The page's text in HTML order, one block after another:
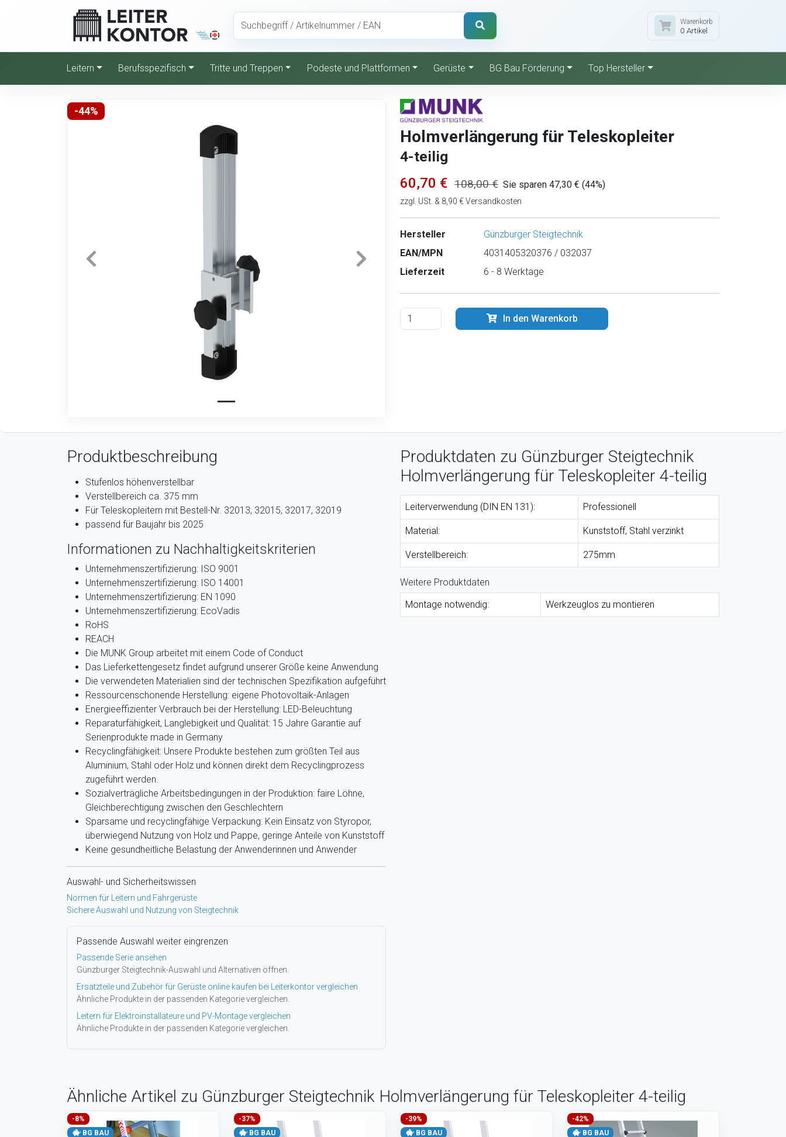
Warenkorb
0 Artikel
Leitern Berufsspezifisch Tritte und Treppen Podeste und Plattformen Gerüste BG Bau Förderung Top Hersteller
-44%
Holmverlängerung für Teleskopleiter
4-teilig
60,70 € 108,00 € Sie sparen 47,30 € (44%)
zzgl. USt. & 8,90 € Versandkosten
Hersteller
Günzburger Steigtechnik
EAN/MPN
4031405320376 / 032037
Lieferzeit
6 - 8 Werktage
In den Warenkorb
Produktbeschreibung
Stufenlos höhenverstellbar
Verstellbereich ca. 375 mm
Für Teleskopleitern mit Bestell-Nr. 32013, 32015, 32017, 32019
passend für Baujahr bis 2025
Informationen zu Nachhaltigkeitskriterien
Unternehmenszertifizierung: ISO 9001
Unternehmenszertifizierung: ISO 14001
Unternehmenszertifizierung: EN 1090
Unternehmenszertifizierung: EcoVadis
RoHS
REACH
Die MUNK Group arbeitet mit einem Code of Conduct
Das Lieferkettengesetz findet aufgrund unserer Größe keine Anwendung
Die verwendeten Materialien sind der technischen Spezifikation aufgeführt
Ressourcenschonende Herstellung: eigene Photovoltaik-Anlagen
Energieeffizienter Verbrauch bei der Herstellung: LED-Beleuchtung
Reparaturfähigkeit, Langlebigkeit und Qualität: 15 Jahre Garantie auf
Serienprodukte made in Germany
Recyclingfähigkeit: Unsere Produkte bestehen zum größten Teil aus
Aluminium, Stahl oder Holz und können direkt dem Recyclingprozess
zugeführt werden.
Sozialverträgliche Arbeitsbedingungen in der Produktion: faire Löhne,
Gleichberechtigung zwischen den Geschlechtern
Sparsame und recyclingfähige Verpackung: Kein Einsatz von Styropor,
überwiegend Nutzung von Holz und Pappe, geringe Anteile von Kunststoff
Keine gesundheitliche Belastung der Anwenderinnen und Anwender
Auswahl- und Sicherheitswissen
Normen für Leitern und Fahrgerüste
Sichere Auswahl und Nutzung von Steigtechnik
Passende Auswahl weiter eingrenzen
Passende Serie ansehen
Günzburger Steigtechnik-Auswahl und Alternativen öffnen.
Ersatzteile und Zubehör für Gerüste online kaufen bei Leiterkontor vergleichen
Ähnliche Produkte in der passenden Kategorie vergleichen.
Leitern für Elektroinstallateure und PV-Montage vergleichen
Ähnliche Produkte in der passenden Kategorie vergleichen.
Produktdaten zu Günzburger Steigtechnik
Holmverlängerung für Teleskopleiter 4-teilig
Leiterverwendung (DIN EN 131): Professionell
Material: Kunststoff, Stahl verzinkt
Verstellbereich: 275mm
Weitere Produktdaten
Montage notwendig:
Werkzeuglos zu montieren
Ähnliche Artikel zu Günzburger Steigtechnik Holmverlängerung für Teleskopleiter 4-teilig
-8%
BG BAU
-37%
BG BAU
-39%
BG BAU
-42%
BG BAU